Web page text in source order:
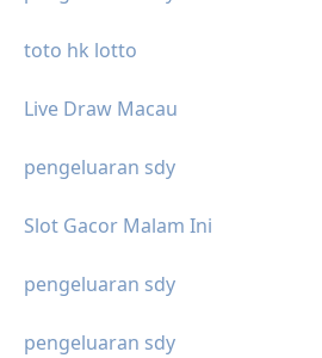
toto hk lotto
Live Draw Macau
pengeluaran sdy
Slot Gacor Malam Ini
pengeluaran sdy
pengeluaran sdy